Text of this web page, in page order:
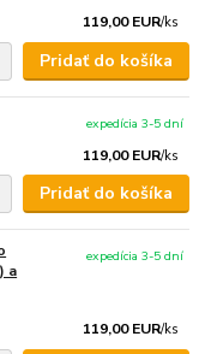
119,00 EUR/ks
Pridať do košíka
119,00 EUR/ks
expedícia 3-5 dní
Pridať do košíka
a
119,00 EUR/ks
expedícia 3-5 dní